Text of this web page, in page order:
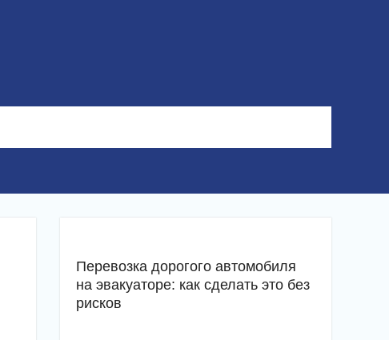
Перевозка дорогого автомобиля
на эвакуаторе: как сделать это без
рисков